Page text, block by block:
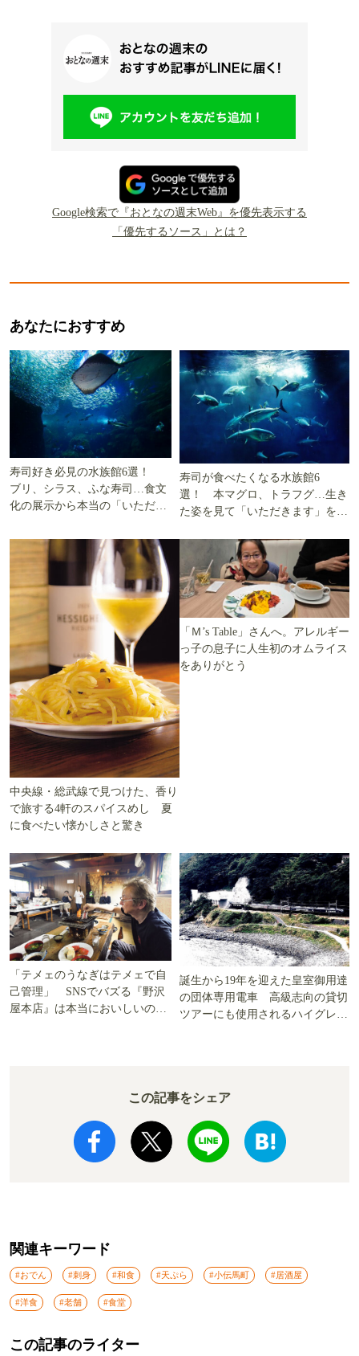
Google検索で『おとなの週末Web』を優先表示する
「優先するソース」とは？
あなたにおすすめ
寿司好き必見の水族館6選！
ブリ、シラス、ふな寿司…食文
化の展示から本当の「いただき
寿司が食べたくなる水族館6
選！ 本マグロ、トラフグ…生き
た姿を見て「いただきます」を考
中央線・総武線で見つけた、香り
で旅する4軒のスパイスめし 夏
に食べたい懐かしさと驚き
「Ｍ’s Table」さんへ。アレルギー
っ子の息子に人生初のオムライス
をありがとう
「テメェのうなぎはテメェで自
己管理」 SNSでバズる『野沢
屋本店』は本当においしいの
誕生から19年を迎えた皇室御用達
の団体専用電車 高級志向の貸切
ツアーにも使用されるハイグレー
この記事をシェア
関連キーワード
#おでん #刺身 #和食 #天ぷら #小伝馬町 #居酒屋
#洋食 #老舗 #食堂
この記事のライター